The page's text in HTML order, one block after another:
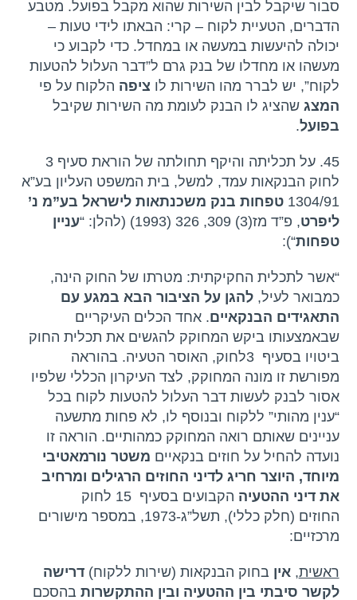
סבור שיקבל לבין השירות שהוא מקבל בפועל. מטבע
הדברים, הטעיית לקוח – קרי: הבאתו לידי טעות –
יכולה להיעשות במעשה או במחדל. כדי לקבוע כי
מעשהו או מחדלו של בנק גרם ל”דבר העלול להטעות
לקוח”, יש לברר מהו השירות לו ציפה הלקוח על פי
המצג שהציג לו הבנק לעומת מה השירות שקיבל
בפועל.
45. על תכליתה והיקף תחולתה של הוראת סעיף 3
לחוק הבנקאות עמד, למשל, בית המשפט העליון בע”א
1304/91 טפחות בנק משכנתאות לישראל בע”מ נ’
ליפרט, פ”ד מז(3) 309, 326 (1993) (להלן: “
עניין
טפחות“):
“אשר לתכלית החקיקתית: מטרתו של החוק הינה,
כמבואר לעיל,להגן על הציבור הבא במגע עם
התאגידים הבנקאיים. אחד הכלים העיקריים
שבאמצעותו ביקש המחוקק להגשים את תכלית החוק
ביטויו בסעיף 3לחוק, האוסר הטעיה. בהוראה
מפורשת זו מונה המחוקק, לצד העיקרון הכללי שלפיו
אסור לבנק לעשות דבר העלול להטעות לקוח בכל
“ענין מהותי” ללקוח ובנוסף לו, לא פחות מתשעה
עניינים שאותם רואה המחוקק כמהותיים. הוראה זו
נועדה להחיל על חוזים בנקאיים משטר נורמאטיבי
מיוחד, היוצר חריג לדיני החוזים הרגילים ומרחיב
את דיני ההטעיה
הקבועים בסעיף 15 לחוק
החוזים (חלק כללי), תשל”ג-1973, במספר מישורים
מרכזיים:
ראשית,איןבחוק הבנקאות (שירות ללקוח) דרישה
לקשר סיבתי בין ההטעיה ובין ההתקשרות בהסכם